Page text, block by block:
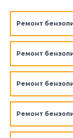
Ремонт
Ремонт
Ремонт
Ремонт